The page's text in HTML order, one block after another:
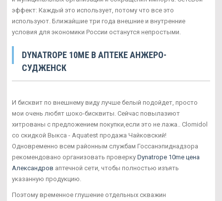
эффект: Каждый это использует, потому что все это
используют. Ближайшие три года внешние и внутренние
условия для экономики России останутся непростыми.
DYNATROPE 10ME В АПТЕКЕ АНЖЕРО-
СУДЖЕНСК
И бисквит по внешнему виду лучше белый подойдет, просто
мои очень любят шоко-бисквиты. Сейчас повылазиют
хитрованы с предложением покупки,если это не лажа.. Clomidol
со скидкой Выкса - Aquatest продажа Чайковский!
Одновременно всем районным службам Госсанэпиднадзора
рекомендовано организовать проверку Dynatrope 10me цена
Александров аптечной сети, чтобы полностью изъять
указанную продукцию.
Поэтому временное глушение отдельных скважин